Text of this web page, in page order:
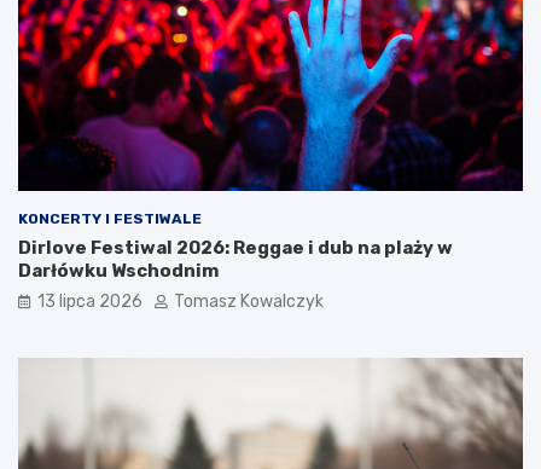
KONCERTY I FESTIWALE
Dirlove Festiwal 2026: Reggae i dub na plaży w
Darłówku Wschodnim
13 lipca 2026 Tomasz Kowalczyk